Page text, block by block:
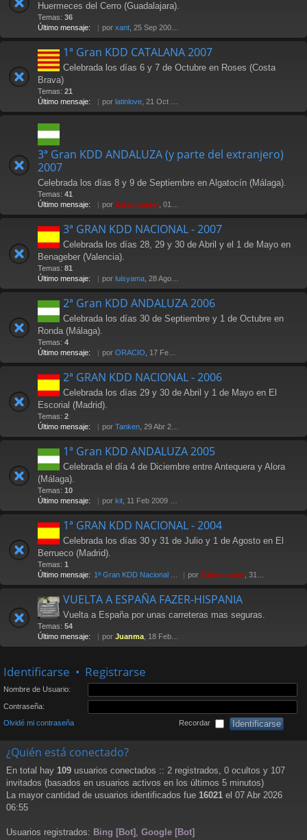
Huermeces del Cerro (Guadalajara).
Temas: 36
Último mensaje:
por xant , 25 Sep 2008 11:02
1ª Gran KDD CATALANA 2007
Celebrada los días 6 y 7 de Octubre en Roses (Costa
Brava)
Temas: 21
Último mensaje:
por latinlove , 21 Oct 2007 20:28
3ª Gran KDD ANDALUZA (y parte del extranjero)
2007
Celebrada los días 8 y 9 de Septiembre en Algatocín (Málaga).
Temas: 41
Último mensaje:
por Güesmaster , 01 Oct 2007 02:36
3ª GRAN KDD NACIONAL - 2007
Celebrada los días 28, 29 y 30 de Abril y el 1 de Mayo en
Benageber (Valencia).
Temas: 81
Último mensaje:
por luisyama , 28 Ago 2009 19:24
2ª Gran KDD ANDALUZA 2006
Celebrada los días 30 de Septiembre y 1 de Octubre en
Ronda (Málaga).
Temas: 4
Último mensaje:
por ORACIO , 17 Feb 2007 23:29
2ª GRAN KDD NACIONAL - 2006
Celebrada los días 29 y 30 de Abril y 1 de Mayo en El
Escorial (Madrid).
Temas: 2
Último mensaje:
por Tanken , 29 Abr 2006 14:25
1ª Gran KDD ANDALUZA 2005
Celebrada el día 4 de Diciembre entre Antequera y Alora
(Málaga).
Temas: 10
Último mensaje:
por kit , 11 Feb 2009 17:08
1ª GRAN KDD NACIONAL - 2004
Celebrada los días 30 y 31 de Julio y 1 de Agosto en El
Berrueco (Madrid).
Temas: 1
Último mensaje: 1ª Gran KDD Nacional 2004 por Güesmaster , 31 Oct 2005 11:37
VUELTA A ESPAÑA FAZER-HISPANIA
Vuelta a España por unas carreteras mas seguras.
Temas: 54
Último mensaje:
por Juanma , 18 Feb 2013 12:27
Identificarse • Registrarse
Nombre de Usuario:
Contraseña:
Olvidé mi contraseña Recordar
¿Quién está conectado?
En total hay 109 usuarios conectados :: 2 registrados, 0 ocultos y 107
invitados (basados en usuarios activos en los últimos 5 minutos)
La mayor cantidad de usuarios identificados fue 16021 el 07 Abr 2026
06:55
Usuarios registrados: Bing [Bot] , Google [Bot]